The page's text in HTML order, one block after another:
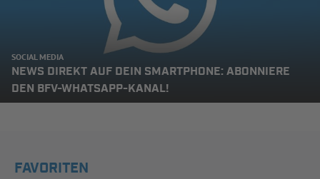
SOCIAL MEDIA
NEWS DIREKT AUF DEIN SMARTPHONE: ABONNIERE
DEN BFV-WHATSAPP-KANAL!
FAVORITEN